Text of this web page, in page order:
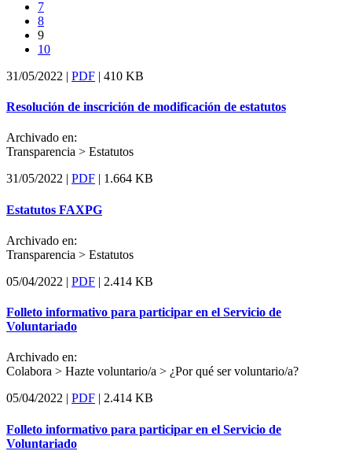
7
8
9
10
31/05/2022 | PDF | 410 KB
Resolución de inscrición de modificación de estatutos
Archivado en:
Transparencia > Estatutos
31/05/2022 | PDF | 1.664 KB
Estatutos FAXPG
Archivado en:
Transparencia > Estatutos
05/04/2022 | PDF | 2.414 KB
Folleto informativo para participar en el Servicio de
Voluntariado
Archivado en:
Colabora > Hazte voluntario/a > ¿Por qué ser voluntario/a?
05/04/2022 | PDF | 2.414 KB
Folleto informativo para participar en el Servicio de
Voluntariado